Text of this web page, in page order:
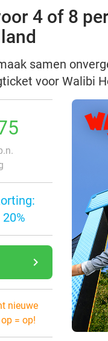
4 of 8
samen
voor Walibi
20%
navigate_next
nieuwe
= op!